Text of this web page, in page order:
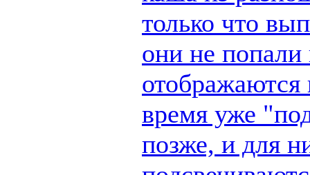
только что
они не попали
время уже
позже, и для